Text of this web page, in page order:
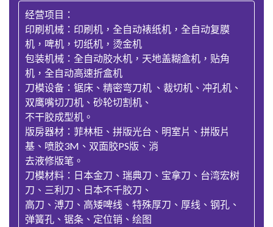
经营项目：
印刷机械：印刷机，全自动裱纸机，全自动复膜
机，啤机，切纸机，烫金机
包装机械：全自动胶水机，天地盖糊盒机，贴角
机，全自动高速折盒机
刀模设备：锯床、精密弯刀机 、裁切机、冲孔机、
双鹰嘴切刀机、砂轮切割机、
不干胶成型机。
版房器材：菲林柜、拼版光台、明室片、拼版片
基、喷胶3M、双面胶PS版、消
去液修版笔。
刀模材料：日本金刀、瑞典刀、宝拿刀、台湾宏树
刀、三利刀、日本不千胶刀、
高刀、溥刀、高矮啤线、特殊厚刀、厚线、钢孔、
弹簧孔、锯条、定位销、绘图